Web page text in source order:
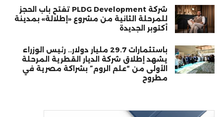
شركة PLDG Development تفتح باب الحجز
للمرحلة الثانية من مشروع «إطلالة» بمدينة
أكتوبر الجديدة
باستثمارات 29.7 مليار دولار.. رئيس الوزراء
يشهد إطلاق شركة الديار القطرية المرحلة
الأولى من “علم الروم” بشراكة مصرية في
مطروح